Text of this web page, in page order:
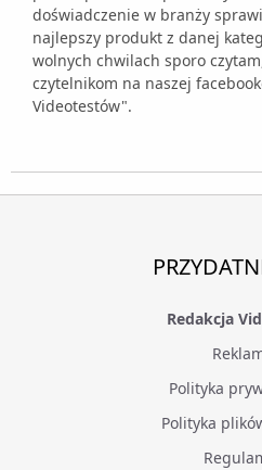
doświadczenie w branży
najlepszy produkt z danej
wolnych chwilach sporo
czytelnikom na naszej
Videotestów".
Redakcja
Polityka
Polityka